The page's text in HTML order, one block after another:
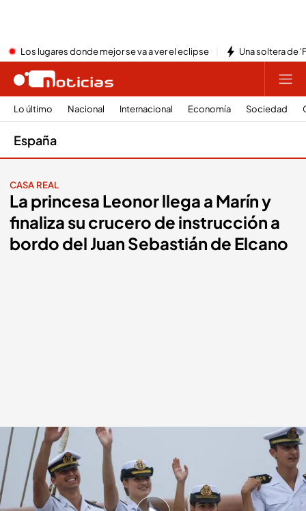
Los lugares donde mejor se va a ver el eclipse Una soltera de
Lo último Nacional Internacional Economía Sociedad
España
CASA REAL
La princesa Leonor llega a Marín y
finaliza su crucero de instrucción a
bordo del Juan Sebastián de Elcano
La princesa Leonor llega a Marín Imagen: EFE | Vídeo: Noticias Cuatro
Redacción digital Noticias Cuatro
13 JUL 2025 - 20:45h.